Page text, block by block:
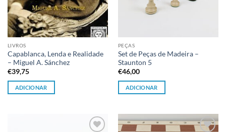
LIVROS
Capablanca, Lenda e Realidade
– Miguel A. Sánchez
€39,75
ADICIONAR
PEÇAS
Set de Peças de Madeira –
Staunton 5
€46,00
ADICIONAR